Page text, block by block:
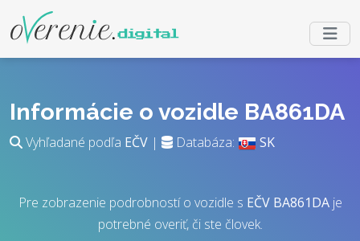
Informácie o vozidle BA861DA
Vyhľadané podľa EČV | Databáza: SK
Pre zobrazenie podrobností o vozidle s EČV BA861DAje
potrebné overiť, či ste človek.